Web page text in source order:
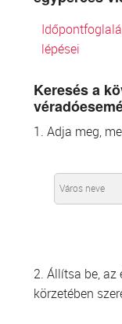
lépései
Keresés a
1. Adja meg,
2. Állítsa be,
körzetében